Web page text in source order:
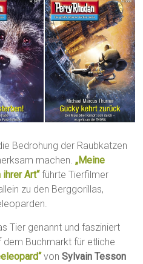
Bedrohung der Raubkatzen
machen.„Meine
Art“führte Tierfilmer
zu den Berggorillas,
Tier genannt und fasziniert
dem Buchmarkt für etliche
vonSylvain Tesson